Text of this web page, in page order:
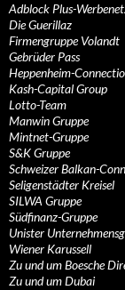
Adblock Plus-
Die Guerillaz
Firmengruppe Volandt
Gebrüder Pass
Heppenheim-
Kash-Capital Group
Lotto-Team
Manwin Gruppe
Mintnet-Gruppe
S&K Gruppe
Schweizer Balkan-
Seligenstädter Kreisel
SILWA Gruppe
Südfinanz-Gruppe
Unister
Wiener Karussell
Zu und um Boesche
Zu und um Dubai